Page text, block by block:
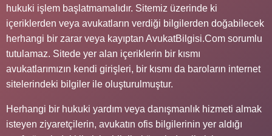
hukuki işlem başlatmamalıdır. Sitemiz üzerinde ki
içeriklerden veya avukatların verdiği bilgilerden doğabilecek
herhangi bir zarar veya kayıptan AvukatBilgisi.Com sorumlu
tutulamaz. Sitede yer alan içeriklerin bir kısmı
avukatlarımızın kendi girişleri, bir kısmı da baroların internet
sitelerindeki bilgiler ile oluşturulmuştur.
Herhangi bir hukuki yardım veya danışmanlık hizmeti almak
isteyen ziyaretçilerin, avukatın ofis bilgilerinin yer aldığı